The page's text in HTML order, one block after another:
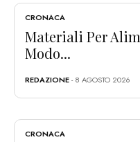
CRONACA
Materiali Per
Modo...
REDAZIONE- 8 AGOSTO 2026
CRONACA